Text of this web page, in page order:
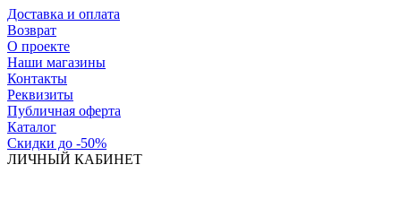
Доставка и оплата
Возврат
О проекте
Наши магазины
Контакты
Реквизиты
Публичная оферта
Каталог
Скидки до -50%
ЛИЧНЫЙ КАБИНЕТ